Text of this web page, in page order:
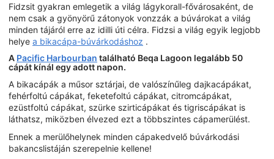
Fidzsit gyakran emlegetik a világ lágykorall-fővárosaként, de
nem csak a gyönyörű zátonyok vonzzák a búvárokat a világ
minden tájáról erre az idilli úti célra. Fidzsi a világ egyik legjobb
helye a bikacápa-búvárkodáshoz .
A Pacific Harbourban található Beqa Lagoon legalább 50
cápát kínál egy adott napon.
A bikacápák a műsor sztárjai, de valószínűleg dajkacápákat,
fehérfoltú cápákat, feketefoltú cápákat, citromcápákat,
ezüstfoltú cápákat, szürke szirticápákat és tigriscápákat is
láthatsz, miközben élvezed ezt a többszintes cápamerülést.
Ennek a merülőhelynek minden cápakedvelő búvárkodási
bakancslistáján szerepelnie kellene!